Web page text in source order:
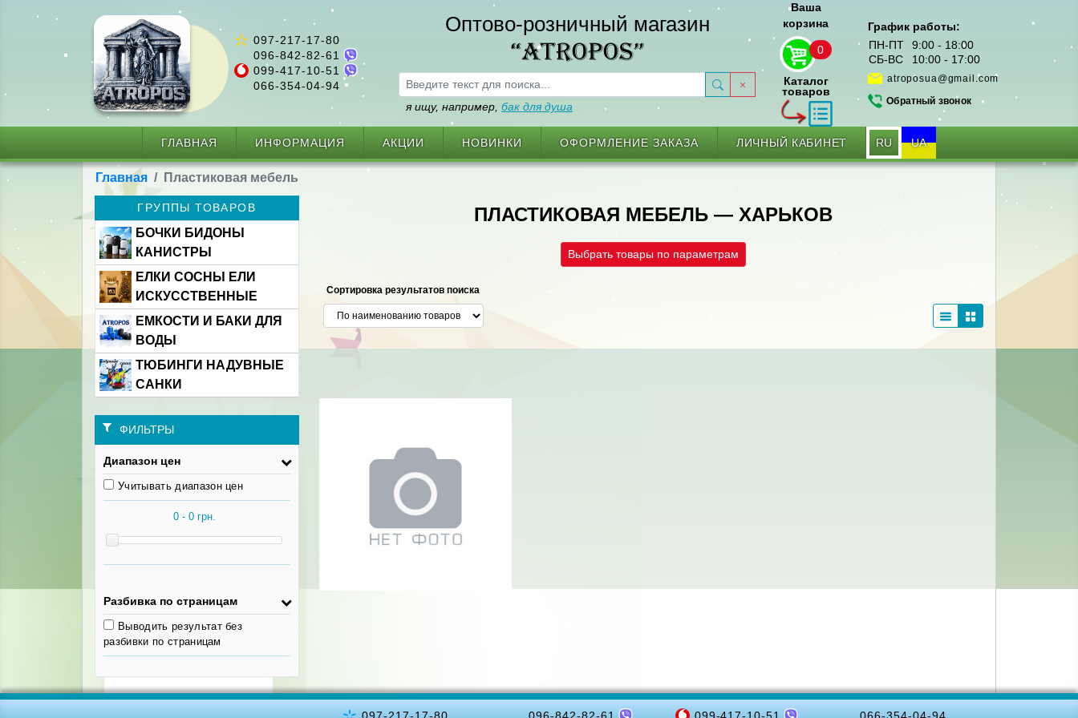
097-217-17-80
096-842-82-61
099-417-10-51
066-354-04-94
Оптово-розничный магазин
“ATROPOS”
я ищу, например, бак для душа
Ваша
корзина
0
Каталог
товаров
График работы:
ПН-ПТ
9:00 - 18:00
СБ-ВС
10:00 - 17:00
atroposua@gmail.com
Обратный звонок
ГЛАВНАЯ ИНФОРМАЦИЯ АКЦИИ НОВИНКИ ОФОРМЛЕНИЕ ЗАКАЗА ЛИЧНЫЙ КАБИНЕТ RU UA
Главная Пластиковая мебель
ГРУППЫ ТОВАРОВ
БОЧКИ БИДОНЫ
КАНИСТРЫ
ЕЛКИ СОСНЫ ЕЛИ
ИСКУССТВЕННЫЕ
ЕМКОСТИ И БАКИ ДЛЯ
ВОДЫ
ТЮБИНГИ НАДУВНЫЕ
САНКИ
ФИЛЬТРЫ
Диапазон цен
Учитывать диапазон цен
Разбивка по страницам
Выводить результат без
разбивки по страницам
ПЛАСТИКОВАЯ МЕБЕЛЬ — ХАРЬКОВ
Выбрать товары по параметрам
Сортировка результатов поиска